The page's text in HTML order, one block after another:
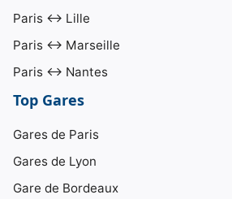
Paris ↔ Lille
Paris ↔ Marseille
Paris ↔ Nantes
Top Gares
Gares de Paris
Gares de Lyon
Gare de Bordeaux